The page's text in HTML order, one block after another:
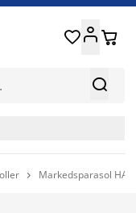

 
 Markedsparasol